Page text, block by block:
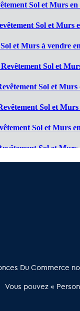
Sol et Murs
Sol et Murs
et Murs à vendre
Sol et
Sol et Murs
Sol et
Sol et Murs
Sol et Murs
acteurs de l’immobilier
Du Commerce
Vous pouvez «